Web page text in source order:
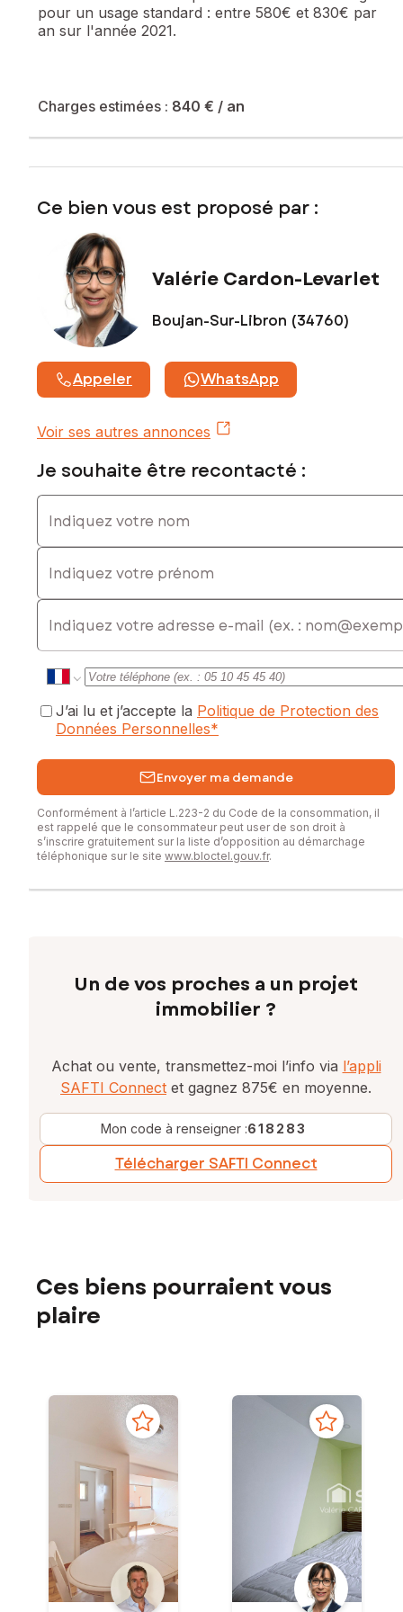
l'article L. 721-1 du code de la construction et de
l'habitation).
www.georisques.gouv.fr
Prix de vente : 117 000 €
LEVARLET, Tél. : 0605129291, E-mail : valerie.cardon-
de Béziers sous le numéro 947946547
pour un usage standard : entre 580€ et 830€ par
an sur l'année 2021.
Charges estimées : 840 € / an
Ce bien vous est proposé par :
Valérie Cardon-Levarlet
Boujan-Sur-Libron (34760)
Appeler WhatsApp
Voir ses autres annonces
Je souhaite être recontacté :
Indiquez votre nom
Indiquez votre prénom
E-mail
J’ai lu et j’accepte la Politique de Protection des
Données Personnelles*
Envoyer ma demande
Conformément à l’article L.223-2 du Code de la consommation, il
est rappelé que le consommateur peut user de son droit à
s’inscrire gratuitement sur la liste d’opposition au démarchage
téléphonique sur le site www.bloctel.gouv.fr.
Un de vos proches a un projet
immobilier ?
Achat ou vente, transmettez-moi l’info via l’appli
SAFTI Connect et gagnez 875€ en moyenne.
Mon code à renseigner :618283
Télécharger SAFTI Connect
Ces biens pourraient vous
plaire